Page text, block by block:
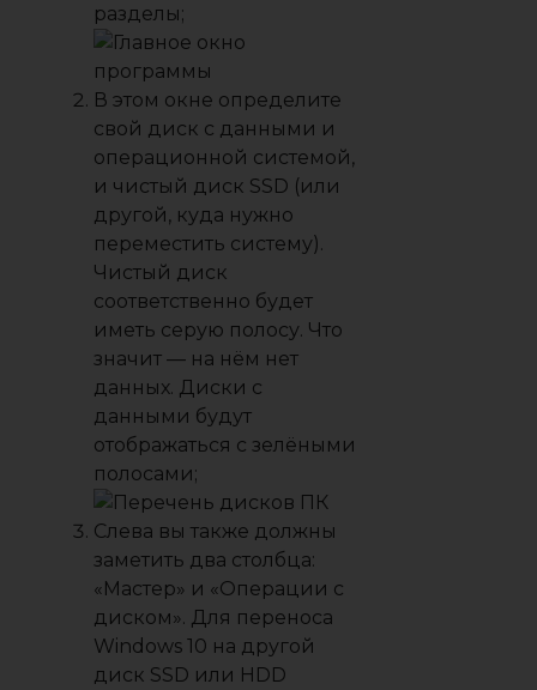
разделы;
В этом окне определите
свой диск с данными и
операционной системой,
и чистый диск SSD (или
другой, куда нужно
переместить систему).
Чистый диск
соответственно будет
иметь серую полосу. Что
значит — на нём нет
данных. Диски с
данными будут
отображаться с зелёными
полосами;
Слева вы также должны
заметить два столбца:
«Мастер» и «Операции с
диском». Для переноса
Windows 10 на другой
диск SSD или HDD